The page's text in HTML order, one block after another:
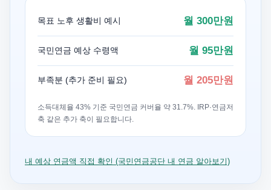
목표 노후 생활비 예시 월 300만원
국민연금 예상 수령액 월 95만원
부족분 (추가 준비 필요) 월 205만원
소득대체율 43% 기준 국민연금 커버율 약 31.7%. IRP·연금저
축 같은 추가 축이 필요합니다.
내 예상 연금액 직접 확인 (국민연금공단 내 연금 알아보기)